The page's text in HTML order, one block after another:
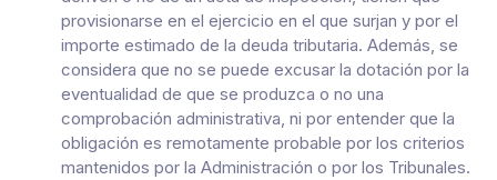
provisionarse en el ejercicio en el que surjan y por el
importe estimado de la deuda tributaria. Además, se
considera que no se puede excusar la dotación por la
eventualidad de que se produzca o no una
comprobación administrativa, ni por entender que la
obligación es remotamente probable por los criterios
mantenidos por la Administración o por los Tribunales.